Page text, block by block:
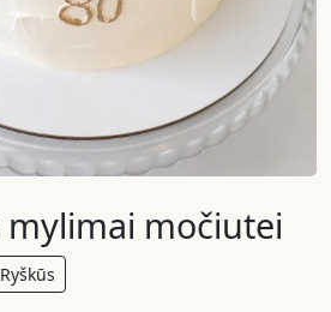
močiutei
Ryškūs